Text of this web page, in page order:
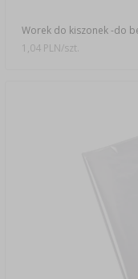
Worek do kiszonek -do
1,04 PLN/szt.